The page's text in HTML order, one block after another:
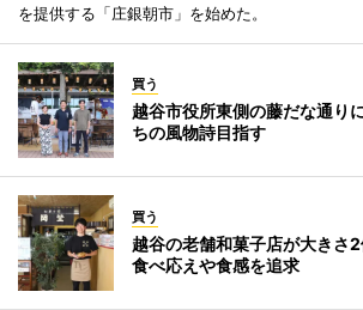
を提供する「庄銀朝市」を始めた。
買う
越谷市役所東側の藤だな通り
ちの風物詩目指す
買う
越谷の老舗和菓子店が大きさ
食べ応えや食感を追求